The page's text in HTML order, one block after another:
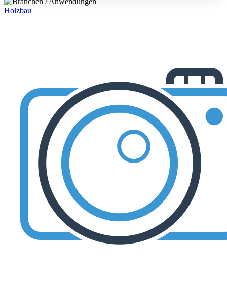
Holzbau